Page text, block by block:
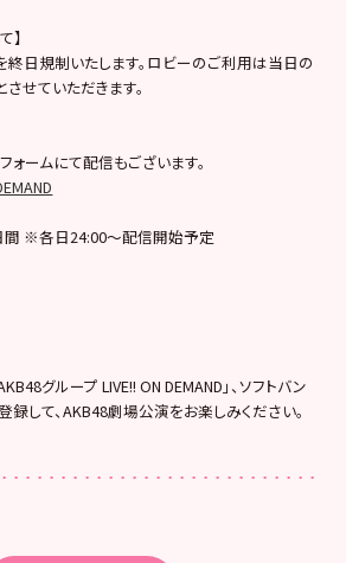
】
日規制いたします。ロビーのご利用は当日の
せていただきます。
ォームにて配信もございます。
※各日24:00～配信開始予定
グループ LIVE!! ON DEMAND」、ソフトバン
録して、AKB48劇場公演をお楽しみください。